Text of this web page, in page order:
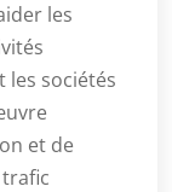
les
sociétés
et de